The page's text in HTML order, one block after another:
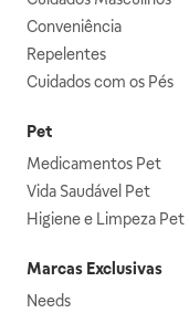
Conveniência
Repelentes
Cuidados com os Pés
Pet
Medicamentos Pet
Vida Saudável Pet
Higiene e Limpeza Pet
Marcas Exclusivas
Needs